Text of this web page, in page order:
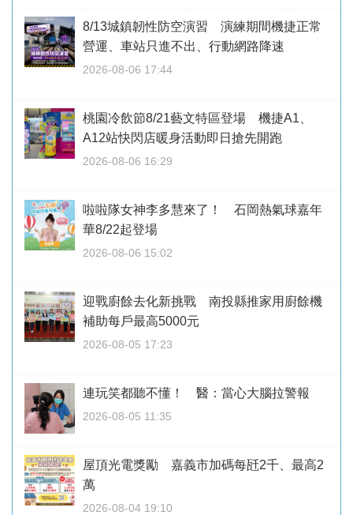
8/13城鎮韌性防空演習 演練期間機捷正常
營運、車站只進不出、行動網路降速
2026-08-06 17:44
桃園冷飲節8/21藝文特區登場 機捷A1、
A12站快閃店暖身活動即日搶先開跑
2026-08-06 16:29
啦啦隊女神李多慧來了！ 石岡熱氣球嘉年
華8/22起登場
2026-08-06 15:02
迎戰廚餘去化新挑戰 南投縣推家用廚餘機
補助每戶最高5000元
2026-08-05 17:23
連玩笑都聽不懂！ 醫：當心大腦拉警報
2026-08-05 11:35
屋頂光電獎勵 嘉義市加碼每瓩2千、最高2
萬
2026-08-04 19:10